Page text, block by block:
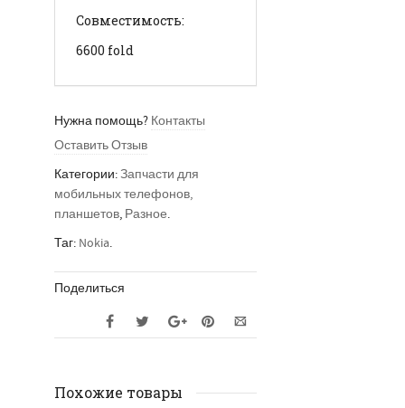
Совместимость:
6600 fold
Нужна помощь? Контакты
Оставить Отзыв
Категории:Запчасти для
мобильных телефонов,
планшетов, Разное.
Таг: Nokia.
Поделиться
Похожие товары